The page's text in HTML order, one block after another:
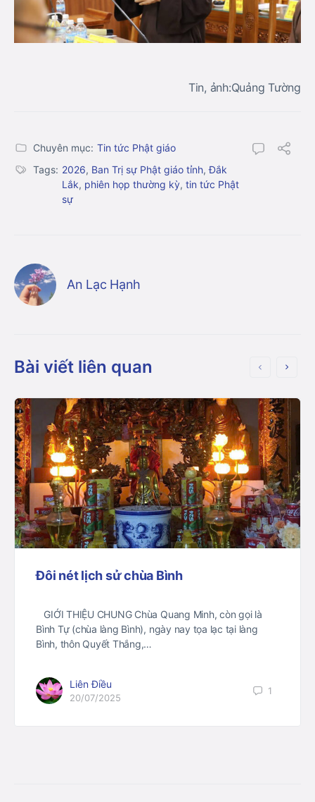
Tin, ảnh:Quảng Tường
Chuyên mục: Tin tức Phật giáo
Tags: 2026, Ban Trị sự Phật giáo tỉnh,Đắk
Lắk, phiên họp thường kỳ, tin tức Phật
sự
An Lạc Hạnh
Bài viết liên quan
Đôi nét lịch sử chùa Bình
GIỚI THIỆU CHUNG Chùa Quang Minh, còn gọi là
Bình Tự (chùa làng Bình), ngày nay tọa lạc tại làng
Bình, thôn Quyết Thắng,…
Liên Điều
20/07/2025
1